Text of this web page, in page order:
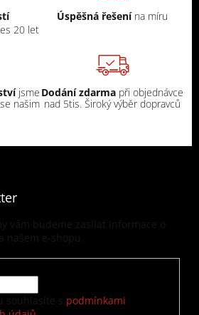
20 let
Úspěšná řešení na míru
jsme
našim
Dodání zdarma při objednávce
nad 5tis. Široký výběr dopravců
vám budeme zasílat informace o
našem e-shopu.
souhlasíte s podmínkami